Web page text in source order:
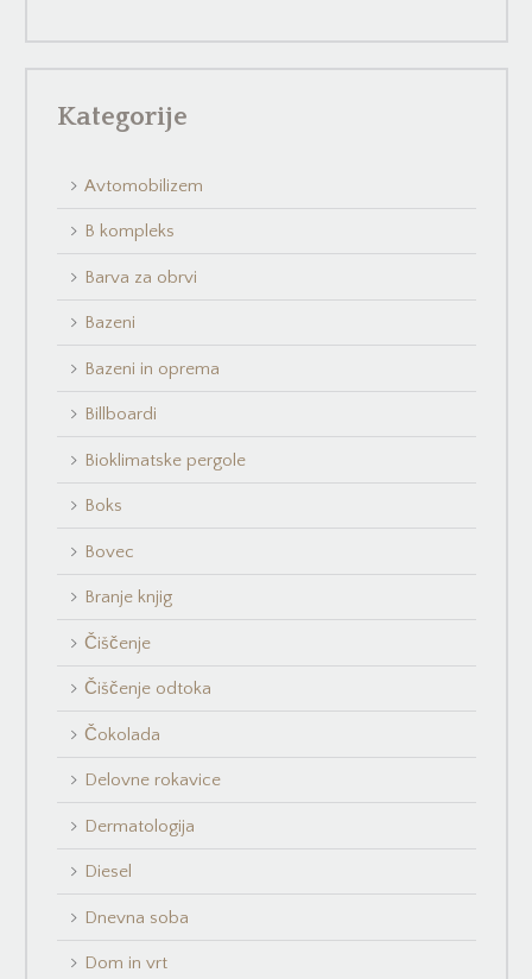
Kategorije
Avtomobilizem
B kompleks
Barva za obrvi
Bazeni
Bazeni in oprema
Billboardi
Bioklimatske pergole
Boks
Bovec
Branje knjig
Čiščenje
Čiščenje odtoka
Čokolada
Delovne rokavice
Dermatologija
Diesel
Dnevna soba
Dom in vrt